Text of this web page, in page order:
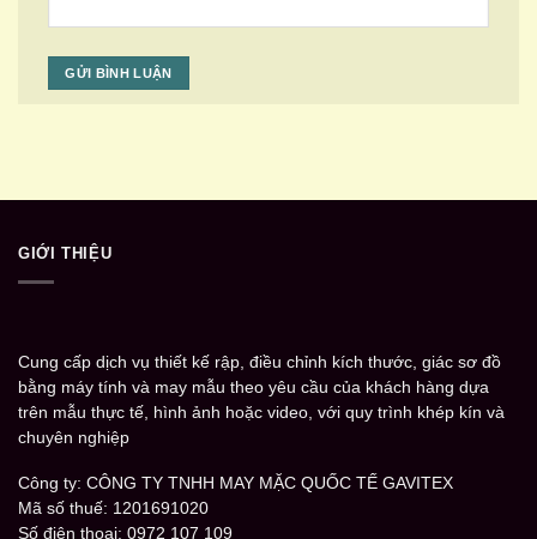
GIỚI THIỆU
Cung cấp dịch vụ thiết kế rập, điều chỉnh kích thước, giác sơ đồ
bằng máy tính và may mẫu theo yêu cầu của khách hàng dựa
trên mẫu thực tế, hình ảnh hoặc video, với quy trình khép kín và
chuyên nghiệp
Công ty: CÔNG TY TNHH MAY MẶC QUỐC TẾ GAVITEX
Mã số thuế: 1201691020
Số điện thoại: 0972 107 109